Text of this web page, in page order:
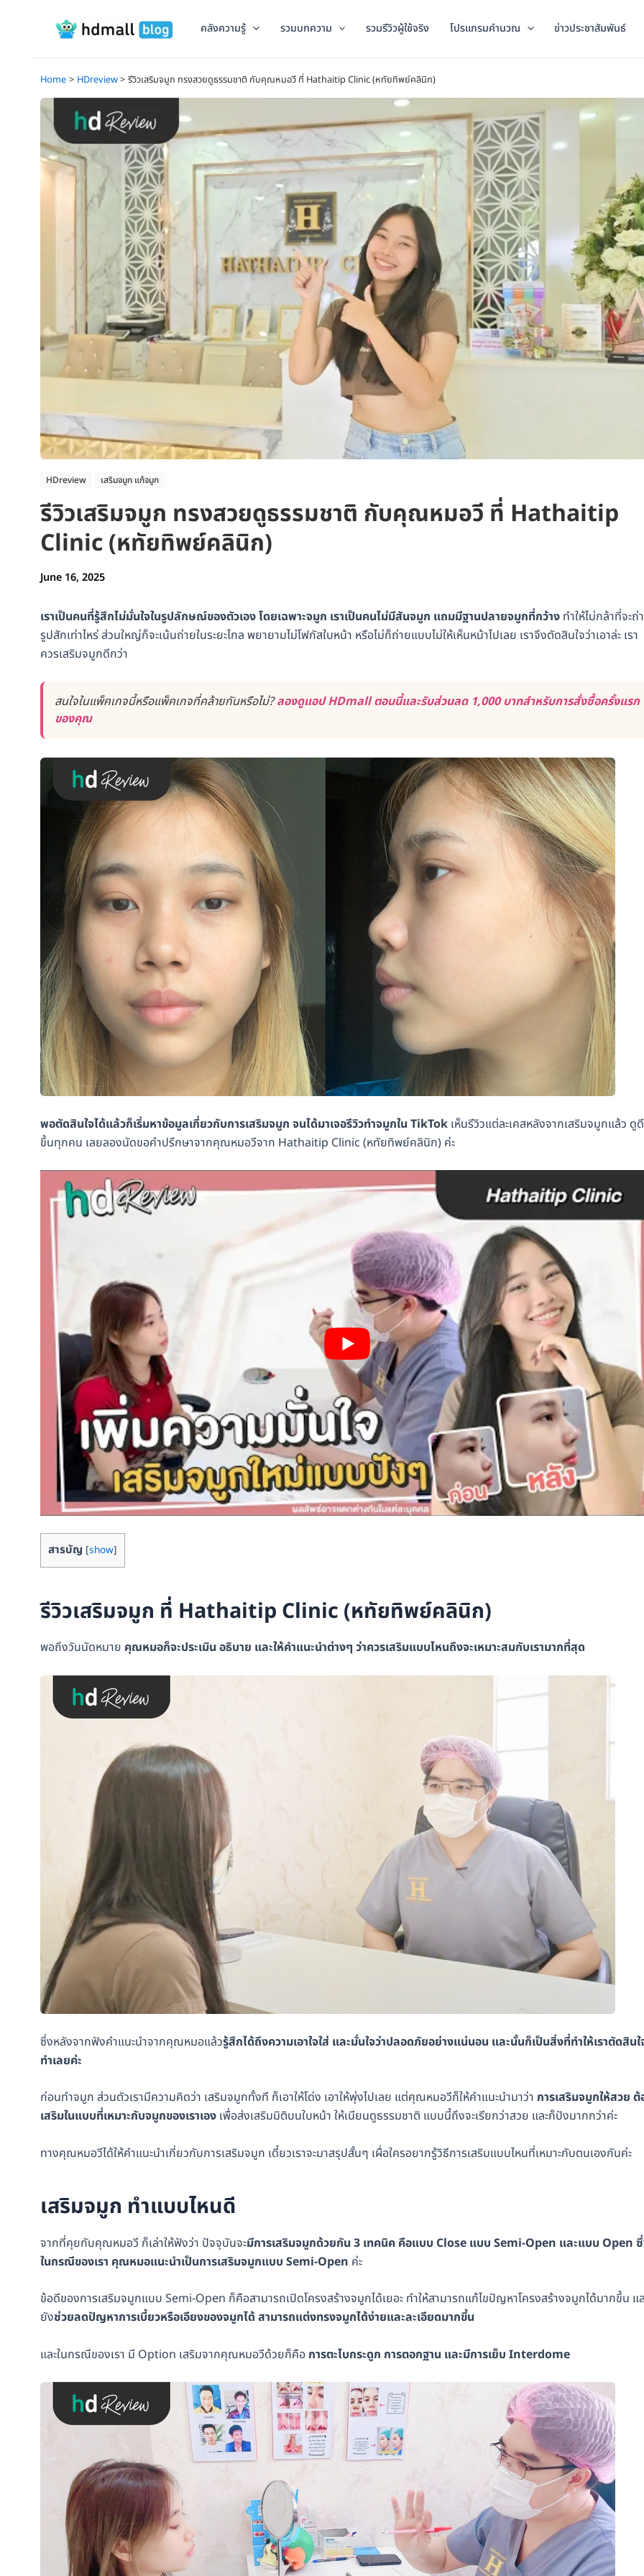
คลังความรู้ รวมบทความ รวมรีวิวผู้ใช้จริง โปรแกรมคำนวณ ข่าวประชาสัมพันธ์
Home HDreview รีวิวเสริมจมูก ทรงสวยดูธรรมชาติ กับคุณหมอวี ที่ Hathaitip Clinic (หทัยทิพย์คลินิก)​
HDreview เสริมจมูก แก้จมูก
รีวิวเสริมจมูก ทรงสวยดูธรรมชาติ กับคุณหมอวี ที่ Hathaitip
Clinic (หทัยทิพย์คลินิก)​
June 16, 2025
เราเป็นคนที่รู้สึกไม่มั่นใจในรูปลักษณ์ของตัวเอง โดยเฉพาะจมูก เราเป็นคนไม่มีสันจมูก แถมมีฐานปลายจมูกที่กว้าง ทำให้ไม่กล้าที่จะถ่
รูปสักเท่าไหร่ ส่วนใหญ่ก็จะเน้นถ่ายในระยะไกล พยายามไม่โฟกัสใบหน้า หรือไม่ก็ถ่ายแบบไม่ให้เห็นหน้าไปเลย เราจึงตัดสินใจว่าเอาล่ะ เรา
ควรเสริมจมูกดีกว่า
สนใจในแพ็คเกจนี้หรือแพ็คเกจที่คล้ายกันหรือไม่?ลองดูแอป HDmall ตอนนี้และรับส่วนลด 1,000 บาทสำหรับการสั่งซื้อครั้งแรก
ของคุณ
พอตัดสินใจได้แล้วก็เริ่มหาข้อมูลเกี่ยวกับการเสริมจมูก จนได้มาเจอรีวิวทำจมูกใน TikTok เห็นรีวิวแต่ละเคสหลังจากเสริมจมูกแล้ว ดูดี
ขึ้นทุกคน เลยลองนัดขอคำปรึกษาจากคุณหมอวีจาก Hathaitip Clinic (หทัยทิพย์คลินิก)​ ค่ะ
สารบัญ [show]
รีวิวเสริมจมูก ที่ Hathaitip Clinic (หทัยทิพย์คลินิก)​
พอถึงวันนัดหมาย คุณหมอก็จะประเมิน อธิบาย และให้คำแนะนำต่างๆ ว่าควรเสริมแบบไหนถึงจะเหมาะสมกับเรามากที่สุด
ซึ่งหลังจากฟังคำแนะนำจากคุณหมอแล้วรู้สึกได้ถึงความเอาใจใส่ และมั่นใจว่าปลอดภัยอย่างแน่นอน และนั้นก็เป็นสิ่งที่ทำให้เราตัดสินใ
ทำเลยค่ะ
ก่อนทำจมูก ส่วนตัวเรามีความคิดว่า เสริมจมูกทั้งที ก็เอาให้โด่ง เอาให้พุ่งไปเลย แต่คุณหมอวีก็ให้คำแนะนำมาว่า การเสริมจมูกให้สวย ต้
เสริมในแบบที่เหมาะกับจมูกของเราเอง เพื่อส่งเสริมมิติบนใบหน้า ให้เนียนดูธรรมชาติ แบบนี้ถึงจะเรียกว่าสวย และก็ปังมากกว่าค่ะ
ทางคุณหมอวีได้ให้คำแนะนำเกี่ยวกับการเสริมจมูก เดี๋ยวเราจะมาสรุปสั้นๆ เผื่อใครอยากรู้วิธีการเสริมแบบไหนที่เหมาะกับตนเองกันค่ะ
เสริมจมูก ทำแบบไหนดี
จากที่คุยกับคุณหมอวี ก็เล่าให้ฟังว่า ปัจจุบันจะมีการเสริมจมูกด้วยกัน 3 เทคนิค คือแบบ Close แบบ Semi-Open และแบบ Open
ในกรณีของเรา คุณหมอแนะนำเป็นการเสริมจมูกแบบ Semi-Open ค่ะ
ข้อดีของการเสริมจมูกแบบ Semi-Open ก็คือสามารถเปิดโครงสร้างจมูกได้เยอะ ทำให้สามารถแก้ไขปัญหาโครงสร้างจมูกได้มากขึ้น แ
ยังช่วยลดปัญหาการเบี้ยวหรือเอียงของจมูกได้ สามารถแต่งทรงจมูกได้ง่ายและละเอียดมากขึ้น
และในกรณีของเรา มี Option เสริมจากคุณหมอวีด้วยก็คือ การตะไบกระดูก การตอกฐาน และมีการเย็บ Interdome